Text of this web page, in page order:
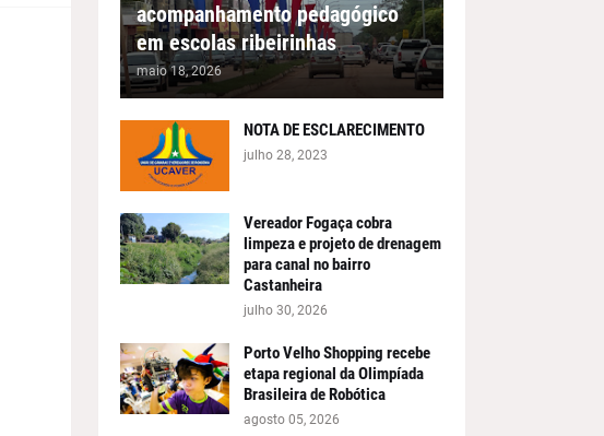
acompanhamento pedagógico
em escolas ribeirinhas
maio 18, 2026
NOTA DE ESCLARECIMENTO
julho 28, 2023
Vereador Fogaça cobra
limpeza e projeto de drenagem
para canal no bairro
Castanheira
julho 30, 2026
Porto Velho Shopping recebe
etapa regional da Olimpíada
Brasileira de Robótica
agosto 05, 2026